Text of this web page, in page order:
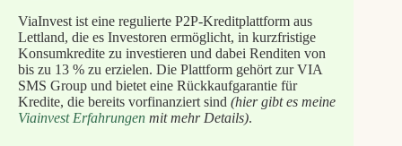
ViaInvest ist eine regulierte P2P-Kreditplattform aus
Lettland, die es Investoren ermöglicht, in kurzfristige
Konsumkredite zu investieren und dabei Renditen von
bis zu 13 % zu erzielen. Die Plattform gehört zur VIA
SMS Group und bietet eine Rückkaufgarantie für
Kredite, die bereits vorfinanziert sind (hier gibt es meine
Viainvest Erfahrungenmit mehr Details).